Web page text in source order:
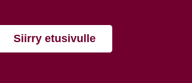
Siirry etusivulle